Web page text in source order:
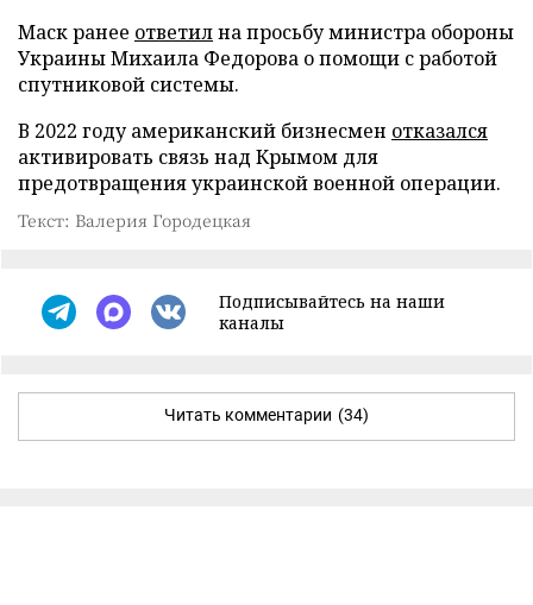
Маск ранее ответилна просьбу министра обороны
Украины Михаила Федорова о помощи с работой
спутниковой системы.
В 2022 году американский бизнесмен отказался
активировать связь над Крымом для
предотвращения украинской военной операции.
Текст: Валерия Городецкая
Подписывайтесь на наши
каналы
Читать комментарии (34)